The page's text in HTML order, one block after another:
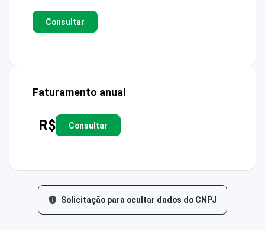
Consultar
Faturamento anual
R$ Consultar
Solicitação para ocultar dados do CNPJ